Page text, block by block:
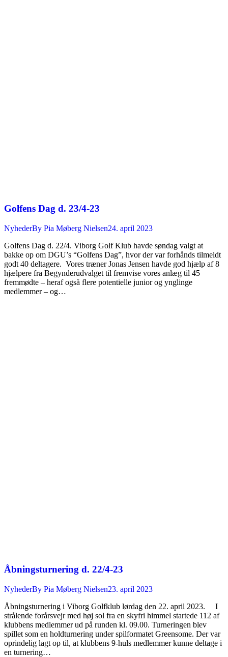
Golfens Dag d. 23/4-23
NyhederBy Pia Møberg Nielsen24. april 2023
Golfens Dag d. 22/4. Viborg Golf Klub havde søndag valgt at
bakke op om DGU’s “Golfens Dag”, hvor der var forhånds tilmeldt
godt 40 deltagere. Vores træner Jonas Jensen havde god hjælp af 8
hjælpere fra Begynderudvalget til fremvise vores anlæg til 45
fremmødte – heraf også flere potentielle junior og ynglinge
medlemmer – og…
Åbningsturnering d. 22/4-23
NyhederBy Pia Møberg Nielsen23. april 2023
Åbningsturnering i Viborg Golfklub lørdag den 22. april 2023. I
strålende forårsvejr med høj sol fra en skyfri himmel startede 112 af
klubbens medlemmer ud på runden kl. 09.00. Turneringen blev
spillet som en holdturnering under spilformatet Greensome. Der var
oprindelig lagt op til, at klubbens 9-huls medlemmer kunne deltage i
en turnering…